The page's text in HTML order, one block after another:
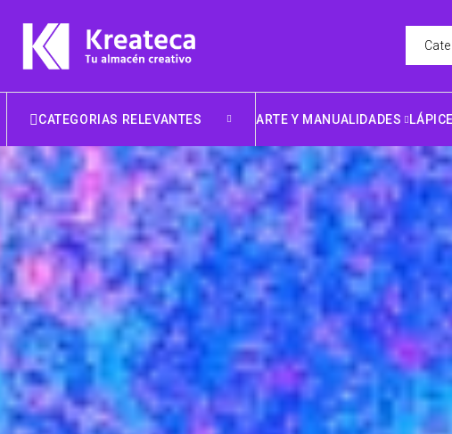
CATEGORIAS RELEVANTES ARTE Y MANUALIDADES